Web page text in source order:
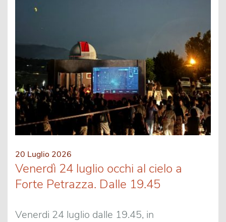
20 Luglio 2026
Venerdì 24 luglio occhi al cielo a
Forte Petrazza. Dalle 19.45
Venerdi 24 luglio dalle 19.45, in